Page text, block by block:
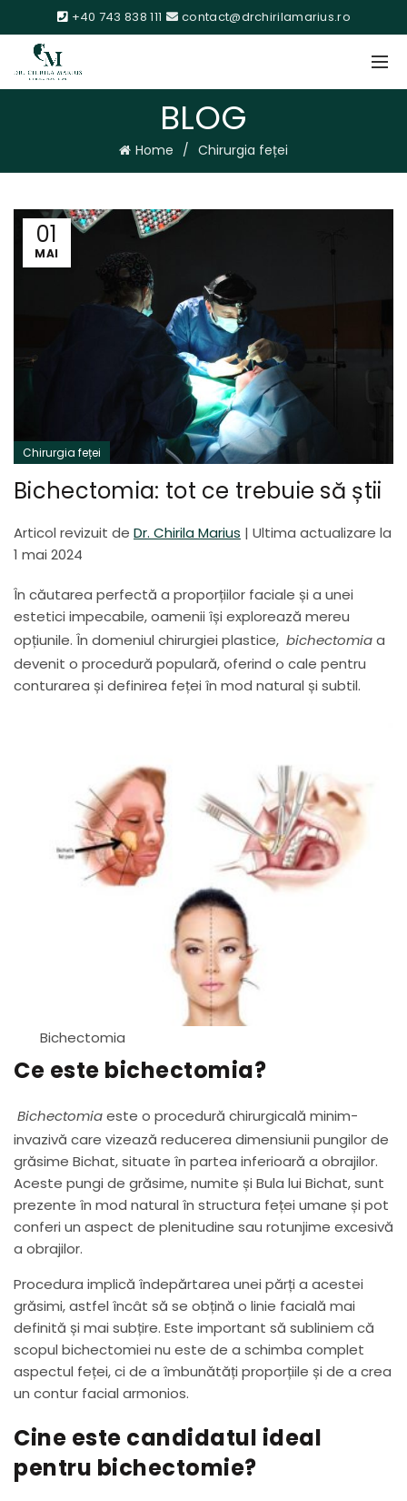
+40 743 838 111 contact@drchirilamarius.ro
BLOG
Home Chirurgia feței
01
MAI
Chirurgia feței
Bichectomia: tot ce trebuie să știi
Articol revizuit de Dr. Chirila Marius | Ultima actualizare la
1 mai 2024
În căutarea perfectă a proporțiilor faciale și a unei
estetici impecabile, oamenii își explorează mereu
opțiunile. În domeniul chirurgiei plastice, bichectomiaa
devenit o procedură populară, oferind o cale pentru
conturarea și definirea feței în mod natural și subtil.
Bichectomia
Ce este bichectomia?
Bichectomiaeste o procedură chirurgicală minim-
invazivă care vizează reducerea dimensiunii pungilor de
grăsime Bichat, situate în partea inferioară a obrajilor.
Aceste pungi de grăsime, numite și Bula lui Bichat, sunt
prezente în mod natural în structura feței umane și pot
conferi un aspect de plenitudine sau rotunjime excesivă
a obrajilor.
Procedura implică îndepărtarea unei părți a acestei
grăsimi, astfel încât să se obțină o linie facială mai
definită și mai subțire. Este important să subliniem că
scopul bichectomiei nu este de a schimba complet
aspectul feței, ci de a îmbunătăți proporțiile și de a crea
un contur facial armonios.
Cine este candidatul ideal
pentru bichectomie?